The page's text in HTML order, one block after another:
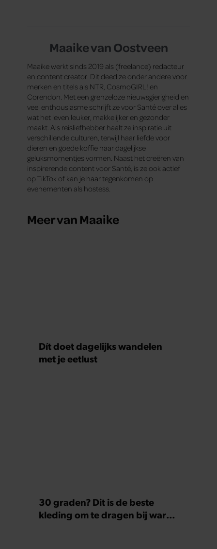
Maaike van Oostveen
Maaike werkt sinds 2019 als (freelance) redacteur
en content creator. Dit deed ze onder andere voor
merken en titels als NTR, CosmoGIRL! en
Corendon. Met een grenzeloze nieuwsgierigheid en
veel enthousiasme schrijft ze voor Santé over alles
wat het leven leuker, makkelijker en gezonder
maakt. Als reisliefhebber haalt ze inspiratie uit
verschillende culturen, terwijl haar liefde voor
dieren en goede koffie haar dagelijkse
geluksmomentjes vormen. Naast het creëren van
inspirerende content voor Santé, is ze ook actief
op TikTok of kan je haar tegenkomen op
evenementen als hostess.
Meer van Maaike
Dít doet dagelijks wandelen
met je eetlust
30 graden? Dit is de beste
kleding om te dragen bij warm